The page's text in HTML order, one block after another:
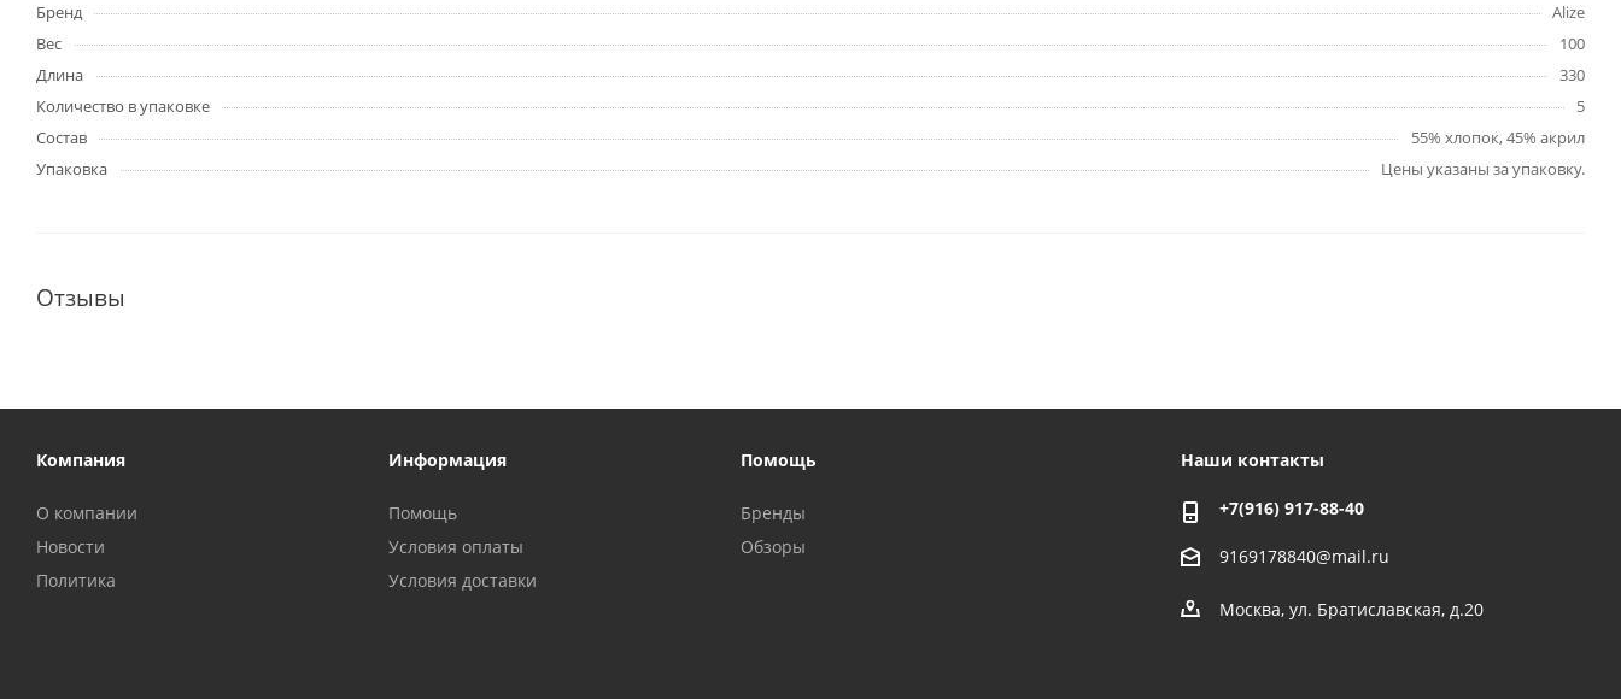
Бренд
Alize
Вес
100
Длина
330
Количество в упаковке
5
Состав
55% хлопок, 45% акрил
Упаковка
Цены указаны за упаковку.
Отзывы
Компания
О компании
Новости
Политика
Информация
Помощь
Условия оплаты
Условия доставки
Помощь
Бренды
Обзоры
Наши контакты
+7(916) 917-88-40
9169178840@mail.ru
Москва, ул. Братиславская, д.20